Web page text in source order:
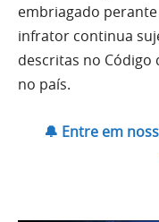
embriagado
infrator continua
descritas no
no país.
🔔 Entre em